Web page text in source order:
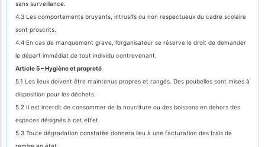
sans surveillance.
4.3 Les comportements bruyants, intrusifs ou non respectueux du cadre scolaire
sont proscrits.
4.4 En cas de manquement grave, l’organisateur se réserve le droit de demander
le départ immédiat de tout individu contrevenant.
Article 5 – Hygiène et propreté
5.1 Les lieux doivent être maintenus propres et rangés. Des poubelles sont mises à
disposition pour les déchets.
5.2 Il est interdit de consommer de la nourriture ou des boissons en dehors des
espaces désignés à cet effet.
5.3 Toute dégradation constatée donnera lieu à une facturation des frais de